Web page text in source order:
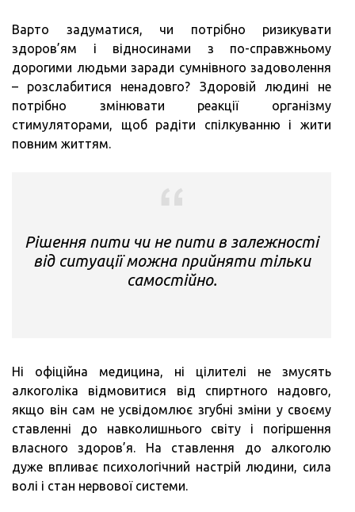
Варто задуматися, чи потрібно ризикувати
здоров’ям і відносинами з по-справжньому
дорогими людьми заради сумнівного задоволення
– розслабитися ненадовго? Здоровій людині не
потрібно змінювати реакції організму
стимуляторами, щоб радіти спілкуванню і жити
повним життям.
Рішення пити чи не пити в залежності
від ситуації можна прийняти тільки
самостійно.
Ні офіційна медицина, ні цілителі не змусять
алкоголіка відмовитися від спиртного надовго,
якщо він сам не усвідомлює згубні зміни у своєму
ставленні до навколишнього світу і погіршення
власного здоров’я. На ставлення до алкоголю
дуже впливає психологічний настрій людини, сила
волі і стан нервової системи.